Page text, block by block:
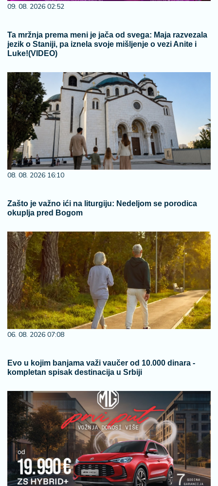
09. 08. 2026 02:52
Ta mržnja prema meni je jača od svega: Maja razvezala
jezik o Staniji, pa iznela svoje mišljenje o vezi Anite i
Luke!(VIDEO)
08. 08. 2026 16:10
Zašto je važno ići na liturgiju: Nedeljom se porodica
okuplja pred Bogom
06. 08. 2026 07:08
Evo u kojim banjama važi vaučer od 10.000 dinara -
kompletan spisak destinacija u Srbiji